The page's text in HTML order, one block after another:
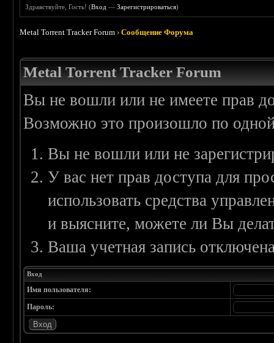
Здравствуйте, Гость! (Вход —Зарегистрироваться)
Metal Torrent Tracker Forum ›Сообщение Форума
Metal Torrent Tracker Forum
Вы не вошли или не имеете прав
Возможно это произошло по
Вы не вошли или не
У вас нет прав доступа для
использовать средства
и выясните, можете ли Вы
Ваша учетная запись
Вход
Имя пользователя:
Пароль: